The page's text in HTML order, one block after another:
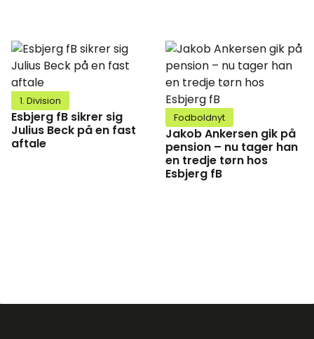
1. Division
Esbjerg fB sikrer sig
Julius Beck på en fast
aftale
Fodboldnyt
Jakob Ankersen gik på
pension – nu tager han
en tredje tørn hos
Esbjerg fB